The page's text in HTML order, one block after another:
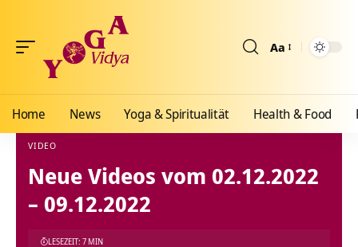
Aa
Home News Yoga & Spiritualität Health & Food
Yoga Vidya Blog - Yoga, Meditation und Ayurveda>Blog> Videos>Video>
VIDEO
Neue Videos vom 02.12.2022
– 09.12.2022
LESEZEIT: 7 MIN